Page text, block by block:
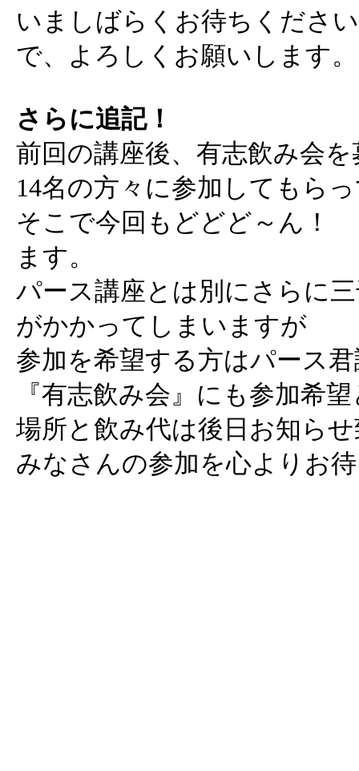
いましばらくお待ちくださ
で、よろしくお願いします。
さらに追記！
前回の講座後、有志飲み会
14名の方々に参加してもら
そこで今回もどどど～ん！
ます。
パース講座とは別にさらに
がかかってしまいますが
参加を希望する方はパース
『有志飲み会』にも参加希
場所と飲み代は後日お知ら
みなさんの参加を心よりお